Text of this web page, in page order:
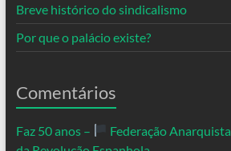
Breve histórico do sindicalismo
Por que o palácio existe?
Comentários
Faz 50 anos – Federação Anarquista